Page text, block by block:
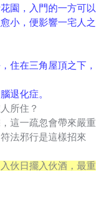
園，入門的一方可以
小，便影響一宅人之
住在三角屋頂之下，
退化症。
所住？
這一疏忽會帶來嚴重
法邪行是這樣招來
伙日擺入伙酒，最重